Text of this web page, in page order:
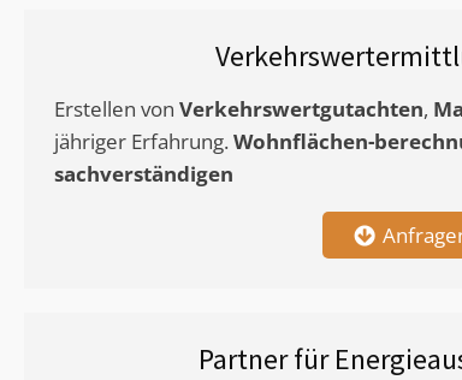
Erstellen von Verkehrswertgutachten,
jähriger Erfahrung. Wohnflächen-
sachverständigen
Partner für